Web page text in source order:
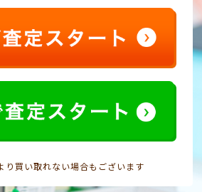
買い取れない場合もございます